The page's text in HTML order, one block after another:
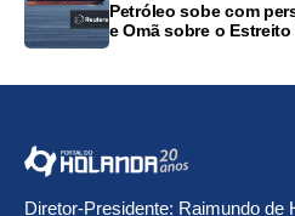
Petróleo sobe com
e Omã sobre o Estreito
Diretor-Presidente: Raimundo de